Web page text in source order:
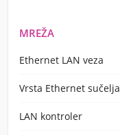
MREŽA
Ethernet LAN veza
Vrsta Ethernet sučelja
LAN kontroler